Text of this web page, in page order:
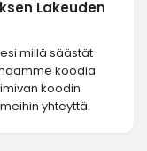
Lakeuden
millä säästät
koodia
koodin
yhteyttä.